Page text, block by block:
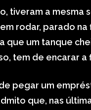
tiveram a mesma
rodar, parado
que um tanque
tem de encarar a
pegar um
que, nas